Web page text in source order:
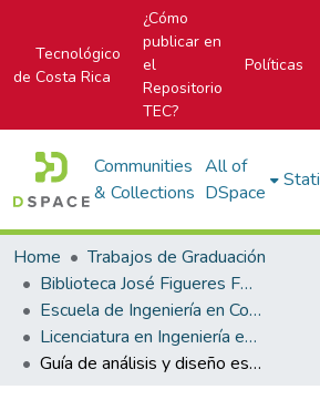
Tecnológico
de Costa Rica
¿Cómo
publicar en
el
Repositorio
TEC?
Políticas
Communities
& Collections
All of
DSpace
Home
Trabajos de Graduación
Biblioteca José Figueres Ferrer
Escuela de Ingeniería en Construcción
Licenciatura en Ingeniería en Construcción
Guía de análisis y diseño estructural en mampostería integral por el método LRFD para la empresa Baico